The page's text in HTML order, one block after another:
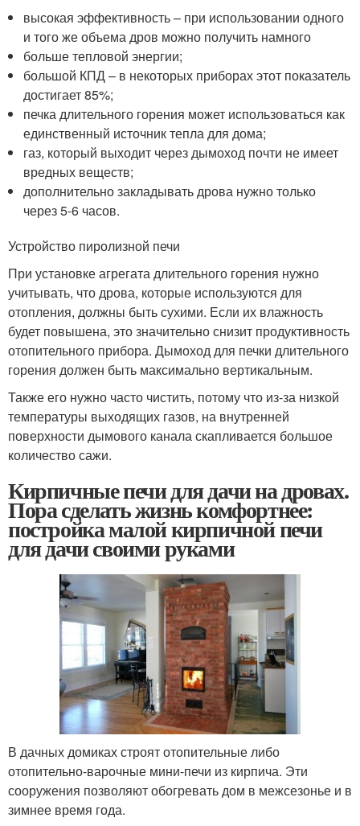
высокая эффективность – при использовании одного
и того же объема дров можно получить намного
больше тепловой энергии;
большой КПД – в некоторых приборах этот показатель
достигает 85%;
печка длительного горения может использоваться как
единственный источник тепла для дома;
газ, который выходит через дымоход почти не имеет
вредных веществ;
дополнительно закладывать дрова нужно только
через 5-6 часов.
Устройство пиролизной печи
При установке агрегата длительного горения нужно
учитывать, что дрова, которые используются для
отопления, должны быть сухими. Если их влажность
будет повышена, это значительно снизит продуктивность
отопительного прибора. Дымоход для печки длительного
горения должен быть максимально вертикальным.
Также его нужно часто чистить, потому что из-за низкой
температуры выходящих газов, на внутренней
поверхности дымового канала скапливается большое
количество сажи.
Кирпичные печи для дачи на дровах.
Пора сделать жизнь комфортнее:
постройка малой кирпичной печи
для дачи своими руками
В дачных домиках строят отопительные либо
отопительно-варочные мини-печи из кирпича. Эти
сооружения позволяют обогревать дом в межсезонье и в
зимнее время года.